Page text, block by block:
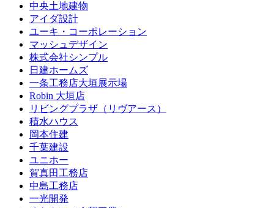
中央土地建物
アイダ設計
ユーキ・コーポレーション
マッシュデザイン
株式会社シンプル
日建ホームズ
一条工務店大垣展示場
Robin 大垣店
リビングプラザ（リヴアース）
積水ハウス
岡本住建
千葉建設
ユニホー
賀真田工務店
中島工務店
一光開発